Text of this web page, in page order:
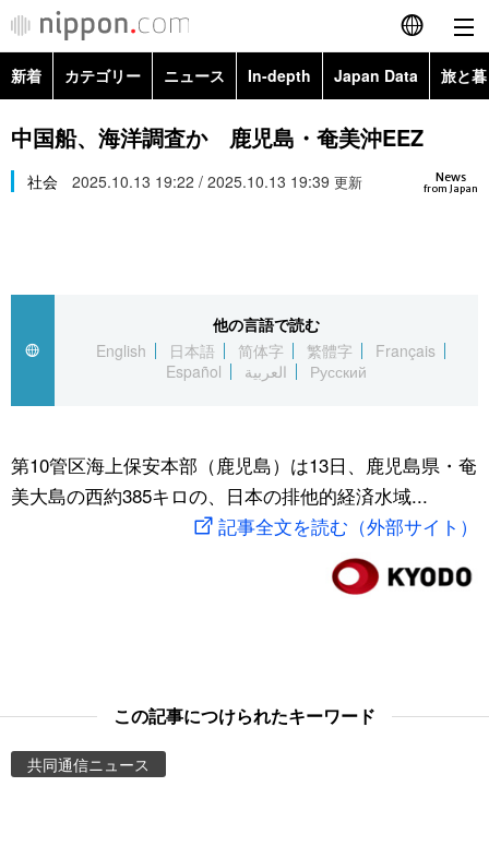
English
简体字
繁體字
العربية
社会
スポーツ・東京2020
旅と暮らし
Images
新着 カテゴリー ニュース In-depth Japan Data 旅と
政治・外交
経済・ビジネス
社会
文化
科学・技術
暮らし
Topics
Images
お知らせ
中国船、海洋調査か 鹿児島・奄美沖EEZ
News
from Japan
社会 2025.10.13 19:22 / 2025.10.13 19:39 更新
他の言語で読む
English
日本語 简体字 繁體字
Français
Español
العربية Русский
第10管区海上保安本部（鹿児島）は13日、鹿児島県・奄
美大島の西約385キロの、日本の排他的経済水域...
記事全文を読む（外部サイト）
この記事につけられたキーワード
共同通信ニュース